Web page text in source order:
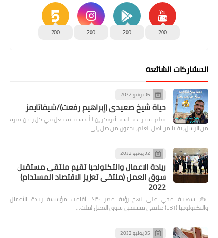
200
200
200
200
المشاركات الشائعة
06 يونيو 2022
حياة شيخ صعيدى (إبراهيم رفعت)/شيفاتايمز
بقلم :سحر عبدالسيد أبوبكر إن الله سبحانه جعل في كل زمان فترة
من الرسل، بقايا من أهل العلم، يدعون من ضل إلى …
02 يونيو 2022
ريادة الاعمال والتكنولجيا تقيم ملتقى مستقبل
سوق العمل (ملتقى تعزيز الاقتصاد المستدام)
2022
✍️ سهيلة محي على نهج رؤية مصر ٢٠٣٠ أقامت مؤسسة ريادة الأعمال
والتكنولوجيا (LBT) ملتقى مستقبل سوق العمل (ملت…
05 يوليو 2022